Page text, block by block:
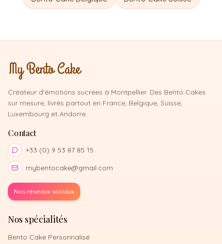
Créateur d'émotions sucrées à Montpellier. Des Bento Cakes
sur mesure, livrés partout en France, Belgique, Suisse,
Luxembourg et Andorre.
Contact
+33 (0) 9 53 87 85 15
mybentocake@gmail.com
Nos réseaux sociaux
Nos spécialités
Bento Cake Personnalisé